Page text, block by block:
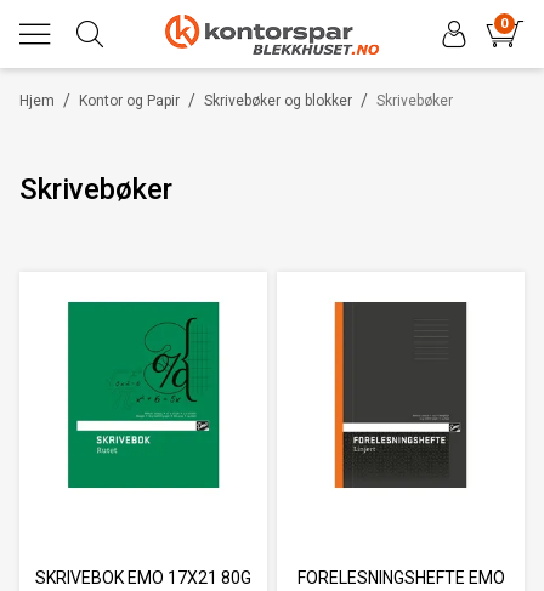
0
/
Hjem /
Kontor og Papir /
Skrivebøker og blokker Skrivebøker
Skrivebøker
SKRIVEBOK EMO 17X21 80G
FORELESNINGSHEFTE EMO